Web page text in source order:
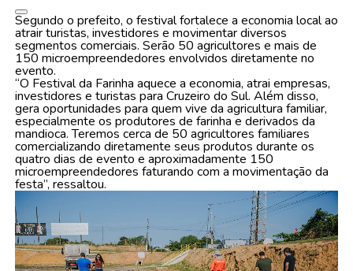
Segundo o prefeito, o festival fortalece a economia local ao
atrair turistas, investidores e movimentar diversos
segmentos comerciais. Serão 50 agricultores e mais de
150 microempreendedores envolvidos diretamente no
evento.
“O Festival da Farinha aquece a economia, atrai empresas,
investidores e turistas para Cruzeiro do Sul. Além disso,
gera oportunidades para quem vive da agricultura familiar,
especialmente os produtores de farinha e derivados da
mandioca. Teremos cerca de 50 agricultores familiares
comercializando diretamente seus produtos durante os
quatro dias de evento e aproximadamente 150
microempreendedores faturando com a movimentação da
festa”, ressaltou.